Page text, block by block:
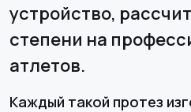
устройство,
степени на
атлетов.
Каждый такой протез